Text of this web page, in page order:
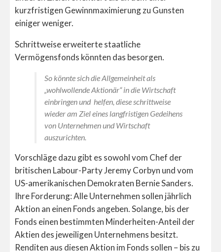
kurzfristigen Gewinnmaximierung zu Gunsten
einiger weniger.
Schrittweise erweiterte staatliche
Vermögensfonds könnten das besorgen.
So könnte sich die Allgemeinheit als
„wohlwollende Aktionär“ in die Wirtschaft
einbringen und helfen, diese schrittweise
wieder am Ziel eines langfristigen Gedeihens
von Unternehmen und Wirtschaft
auszurichten.
Vorschläge dazu gibt es sowohl vom Chef der
britischen Labour-Party Jeremy Corbyn und vom
US-amerikanischen Demokraten Bernie Sanders.
Ihre Forderung: Alle Unternehmen sollen jährlich
Aktion an einen Fonds angeben. Solange, bis der
Fonds einen bestimmten Minderheiten-Anteil der
Aktien des jeweiligen Unternehmens besitzt.
Renditen aus diesen Aktion im Fonds sollen – bis zu